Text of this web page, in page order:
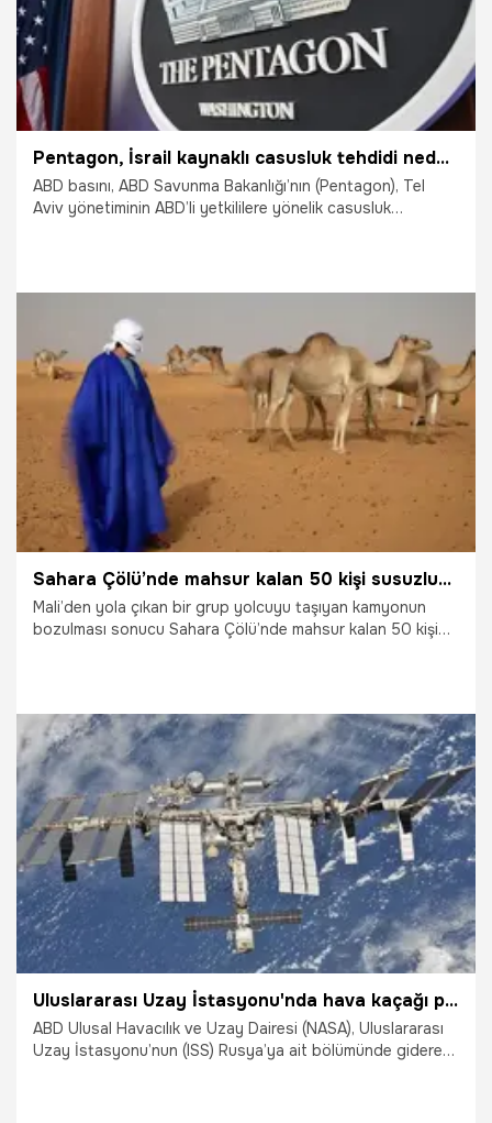
Pentagon, İsrail kaynaklı casusluk tehdidi nedeniyle alarma geçti
ABD basını, ABD Savunma Bakanlığı’nın (Pentagon), Tel
Aviv yönetiminin ABD’li yetkililere yönelik casusluk
Temsilcisi Steve Witkoff dahil olmak üzere üst düzey
yetkilileri dinlemeye yönelik girişimlerini arttırdığı öne
6.06.2026 Dünya
Sahara Çölü’nde mahsur kalan 50 kişi susuzluktan öldü
Mali’den yola çıkan bir grup yolcuyu taşıyan kamyonun
bozulması sonucu Sahara Çölü’nde mahsur kalan 50 kişi
5.06.2026 Dünya
Uluslararası Uzay İstasyonu'nda hava kaçağı paniği yaşandı
ABD Ulusal Havacılık ve Uzay Dairesi (NASA), Uluslararası
Uzay İstasyonu’nun (ISS) Rusya’ya ait bölümünde giderek